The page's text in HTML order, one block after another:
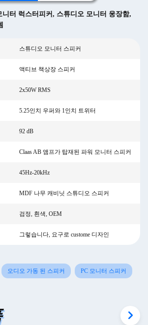
니터 럭스터피커 , 스튜디오 모니터 웅장함,
스튜디오 모니터 스피커
액티브 책상장 스피커
2x50W RMS
5.25인치 우퍼와 1인치 트위터
92 dB
Claas AB 앰프가 탑재된 파워 모니터 스피커
45Hz-20kHz
MDF 나무 캐비닛 스튜디오 스피커
검정, 흰색, OEM
그렇습니다, 요구로 custome 디자인
오디오 가동 된 스피커 PC 모니터 스피커